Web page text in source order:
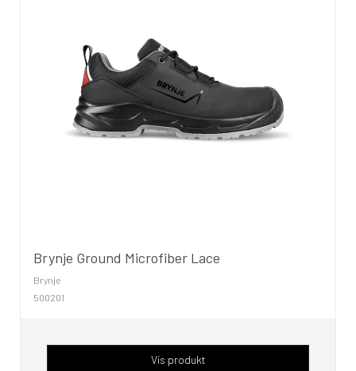
Brynje Ground Microfiber Lace
Brynje
500201
Vis produkt